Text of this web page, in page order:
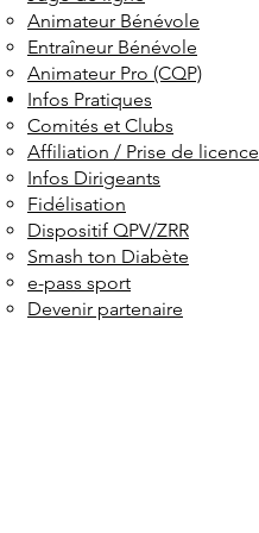
Animateur Bénévole
Entraîneur Bénévole
Animateur Pro (CQP)
Infos Pratiques
Comités et Clubs
Affiliation / Prise de licence
Infos Dirigeants
Fidélisation
Dispositif QPV/ZRR
Smash ton Diabète
e-pass sport
Devenir partenaire